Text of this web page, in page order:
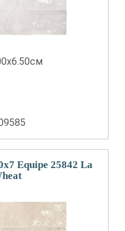
Equipe 25842 La